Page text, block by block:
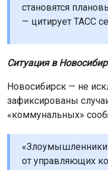
становятся
— цитирует ТАСС
Ситуация в
Новосибирск — не
зафиксированы
«коммунальных»
от управляющих